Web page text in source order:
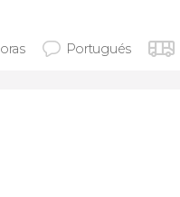
Portugués